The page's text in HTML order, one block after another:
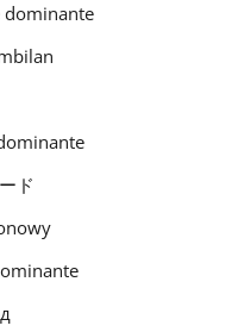
dominante
ド